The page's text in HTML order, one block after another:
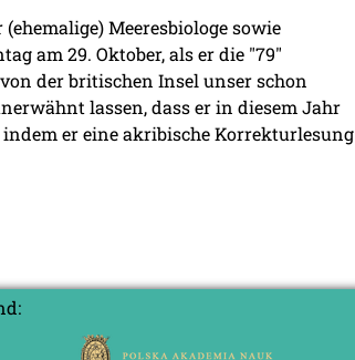
Meeresbiologe sowie
am 29. Oktober, als er die "79"
der britischen Insel unser schon
lassen, dass er in diesem Jahr
er eine akribische Korrekturlesung